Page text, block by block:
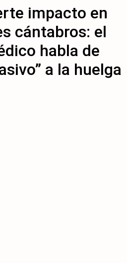
impacto en
cántabros: el
habla de
a la huelga